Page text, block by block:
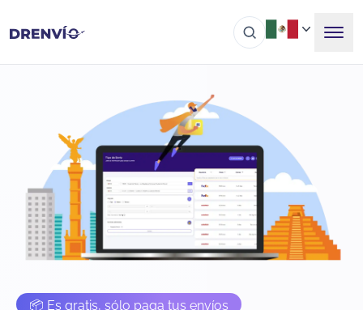
📦 Es gratis, sólo paga tus envíos